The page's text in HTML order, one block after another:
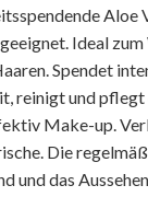
Aloe
Ideal zum
Spendet
reinigt und
Make-up.
Die
und das